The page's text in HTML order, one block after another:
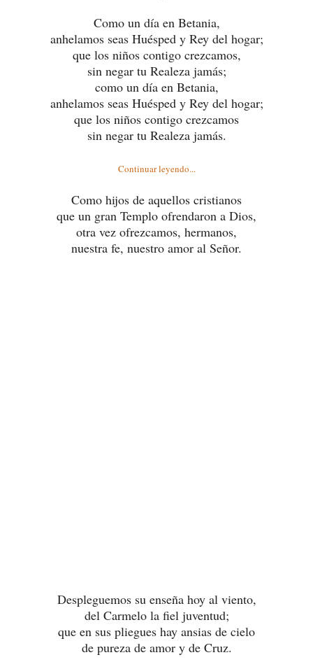
Como un día en Betania,
anhelamos seas Huésped y Rey del hogar;
que los niños contigo crezcamos,
sin negar tu Realeza jamás;
como un día en Betania,
anhelamos seas Huésped y Rey del hogar;
que los niños contigo crezcamos
sin negar tu Realeza jamás.
Continuar leyendo...
Como hijos de aquellos cristianos
que un gran Templo ofrendaron a Dios,
otra vez ofrezcamos, hermanos,
nuestra fe, nuestro amor al Señor.
Despleguemos su enseña hoy al viento,
del Carmelo la fiel juventud;
que en sus pliegues hay ansias de cielo
de pureza de amor y de Cruz.